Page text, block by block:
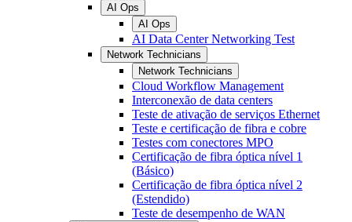
AI Ops
AI Ops
AI Data Center Networking Test
Network Technicians
Network Technicians
Cloud Workflow Management
Interconexão de data centers
Teste de ativação de serviços Ethernet
Teste e certificação de fibra e cobre
Testes com conectores MPO
Certificação de fibra óptica nível 1
(Básico)
Certificação de fibra óptica nível 2
(Estendido)
Teste de desempenho de WAN